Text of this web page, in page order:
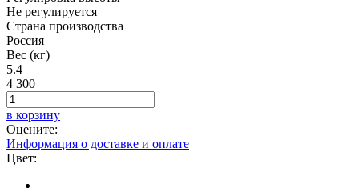
Не регулируется
Страна производства
Россия
Вес (кг)
5.4
4 300
в корзину
Оцените:
Информация о доставке и оплате
Цвет: